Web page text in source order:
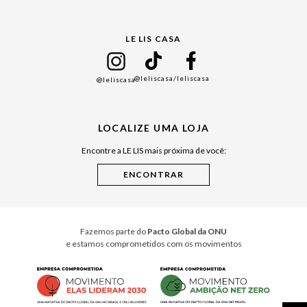
Cuidados Casa
LE LIS CASA
@leliscasa@leliscasa/leliscasa
LOCALIZE UMA LOJA
Encontre a LE LIS mais próxima de você:
Fazemos parte do Pacto Global da ONU
e estamos comprometidos com os movimentos